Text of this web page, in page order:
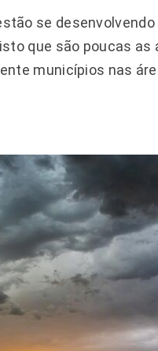
se
que são poucas as
municípios nas